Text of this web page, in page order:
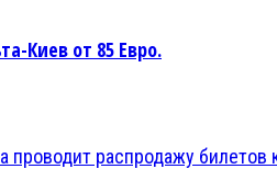
Киев от 85 Евро.
проводит распродажу